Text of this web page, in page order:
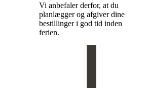
Vi anbefaler derfor, at du
planlægger og afgiver dine
bestillinger i god tid inden
ferien.